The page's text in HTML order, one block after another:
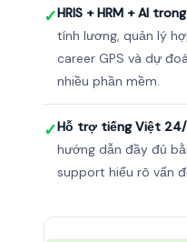
✓HRIS + HRM + AI
tính lương, quản lý
career GPS và dự
nhiều phần mềm.
✓Hỗ trợ tiếng Việt
hướng dẫn đầy đủ
support hiểu rõ vấn